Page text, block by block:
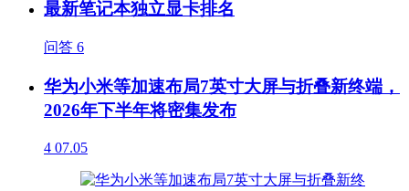
最新笔记本独立显卡排名
问答 6
华为小米等加速布局7英寸大屏与折叠新终端，
2026年下半年将密集发布
4 07.05